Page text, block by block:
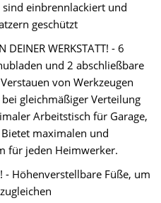
einbrennlackiert und
geschützt
DEINER WERKSTATT! - 6
und 2 abschließbare
von Werkzeugen
gleichmäßiger Verteilung
Arbeitstisch für Garage,
maximalen und
für jeden Heimwerker.
- Höhenverstellbare Füße, um